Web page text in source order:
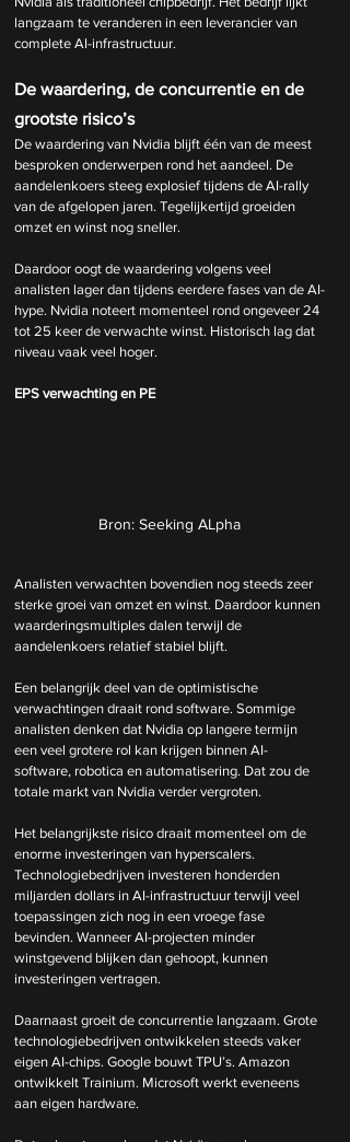
langzaam te veranderen in een leverancier van
complete AI-infrastructuur.
De waardering, de concurrentie en de
grootste risico’s
De waardering van Nvidia blijft één van de meest
besproken onderwerpen rond het aandeel. De
aandelenkoers steeg explosief tijdens de AI-rally
van de afgelopen jaren. Tegelijkertijd groeiden
omzet en winst nog sneller.
Daardoor oogt de waardering volgens veel
analisten lager dan tijdens eerdere fases van de AI-
hype. Nvidia noteert momenteel rond ongeveer 24
tot 25 keer de verwachte winst. Historisch lag dat
niveau vaak veel hoger.
EPS verwachting en PE
Bron: Seeking ALpha
Analisten verwachten bovendien nog steeds zeer
sterke groei van omzet en winst. Daardoor kunnen
waarderingsmultiples dalen terwijl de
aandelenkoers relatief stabiel blijft.
Een belangrijk deel van de optimistische
verwachtingen draait rond software. Sommige
analisten denken dat Nvidia op langere termijn
een veel grotere rol kan krijgen binnen AI-
software, robotica en automatisering. Dat zou de
totale markt van Nvidia verder vergroten.
Het belangrijkste risico draait momenteel om de
enorme investeringen van hyperscalers.
Technologiebedrijven investeren honderden
miljarden dollars in AI-infrastructuur terwijl veel
toepassingen zich nog in een vroege fase
bevinden. Wanneer AI-projecten minder
winstgevend blijken dan gehoopt, kunnen
investeringen vertragen.
Daarnaast groeit de concurrentie langzaam. Grote
technologiebedrijven ontwikkelen steeds vaker
eigen AI-chips. Google bouwt TPU’s. Amazon
ontwikkelt Trainium. Microsoft werkt eveneens
aan eigen hardware.